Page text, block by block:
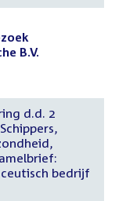
B.V.
d.d. 2
bedrijf